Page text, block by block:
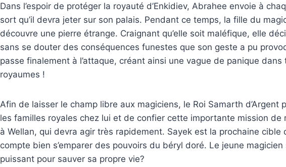
Dans l’espoir de protéger la royauté d’Enkidiev, Abrahee envoie à
sort qu’il devra jeter sur son palais. Pendant ce temps, la fille du
découvre une pierre étrange. Craignant qu’elle soit maléfique, elle
sans se douter des conséquences funestes que son geste a pu
passe finalement à l’attaque, créant ainsi une vague de panique dans
royaumes !
Afin de laisser le champ libre aux magiciens, le Roi Samarth d’Argent
les familles royales chez lui et de confier cette importante mission de
à Wellan, qui devra agir très rapidement. Sayek est la prochaine cible
compte bien s’emparer des pouvoirs du béryl doré. Le jeune
puissant pour sauver sa propre vie?